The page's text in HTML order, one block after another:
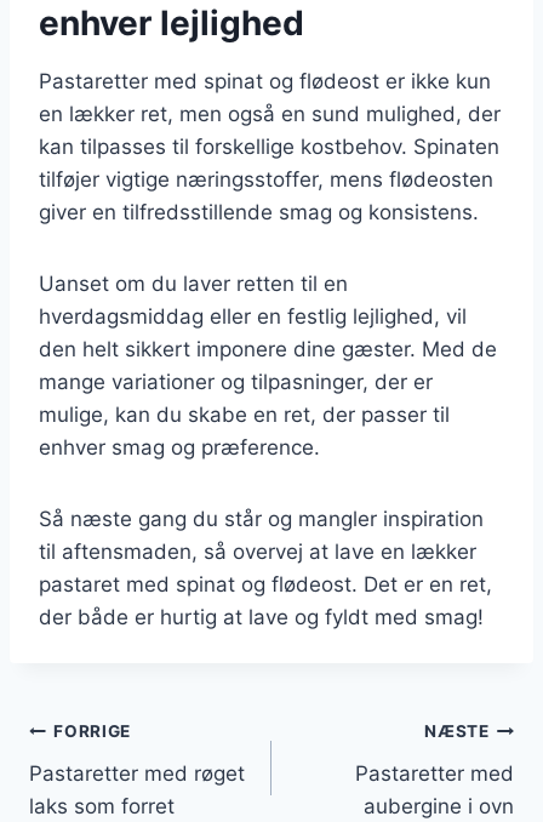
enhver lejlighed
Pastaretter med spinat og flødeost er ikke kun
en lækker ret, men også en sund mulighed, der
kan tilpasses til forskellige kostbehov. Spinaten
tilføjer vigtige næringsstoffer, mens flødeosten
giver en tilfredsstillende smag og konsistens.
Uanset om du laver retten til en
hverdagsmiddag eller en festlig lejlighed, vil
den helt sikkert imponere dine gæster. Med de
mange variationer og tilpasninger, der er
mulige, kan du skabe en ret, der passer til
enhver smag og præference.
Så næste gang du står og mangler inspiration
til aftensmaden, så overvej at lave en lækker
pastaret med spinat og flødeost. Det er en ret,
der både er hurtig at lave og fyldt med smag!
Indlægsnavigation
FORRIGE
Pastaretter med røget
laks som forret
NÆSTE
Pastaretter med
aubergine i ovn